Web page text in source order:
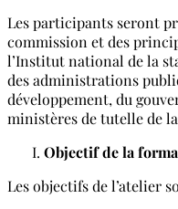
Les participants seront
commission et des
l’Institut national de la
des administrations
développement, du
ministères de tutelle de
Objectif de la
Les objectifs de l’atelier